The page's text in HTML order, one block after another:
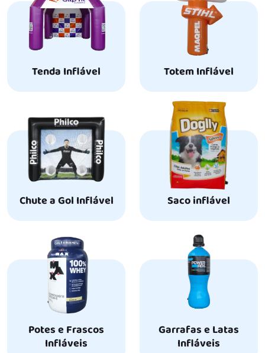
Tenda Inflável Totem Inflável
Chute a Gol Inflável Saco inflável
Potes e Frascos
Infláveis
Garrafas e Latas
Infláveis